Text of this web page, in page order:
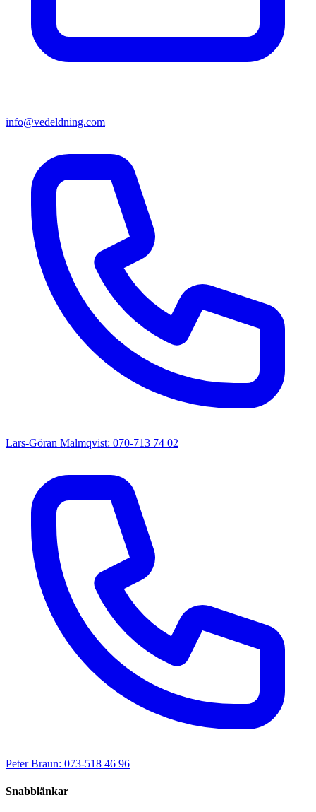
info@vedeldning.com
Lars-Göran Malmqvist: 070-713 74 02
Peter Braun: 073-518 46 96
Snabblänkar